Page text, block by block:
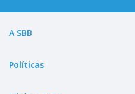
A SBB
Políticas